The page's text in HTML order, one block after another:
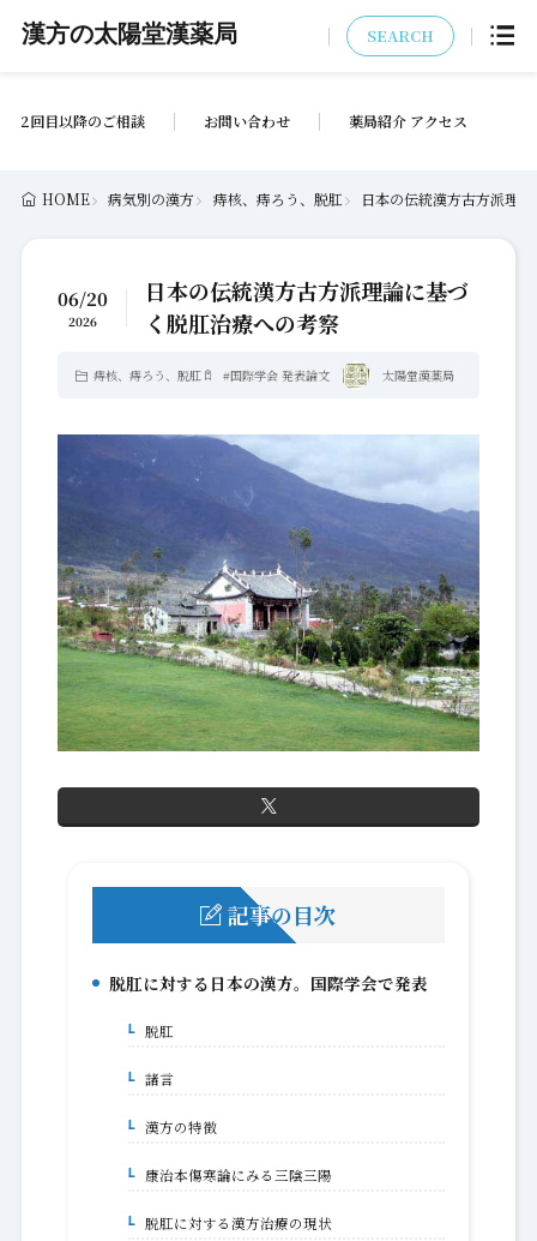
漢方の太陽堂漢薬局 SEARCH
2回目以降のご相談 お問い合わせ 薬局紹介 アクセス
HOME 病気別の漢方 痔核、痔ろう、脱肛 日本の伝統漢方古方派理
06/20
2026
日本の伝統漢方古方派理論に基づ
く脱肛治療への考察
痔核、痔ろう、脱肛 #国際学会 発表論文 太陽堂漢薬局
記事の目次
1.脱肛に対する日本の漢方。国際学会で発表
1-1.脱肛
1-1-1.
諸言
1-1-2.
漢方の特徴
1-1-3.
康治本傷寒論にみる三陰三陽
1-1-4.
脱肛に対する漢方治療の現状